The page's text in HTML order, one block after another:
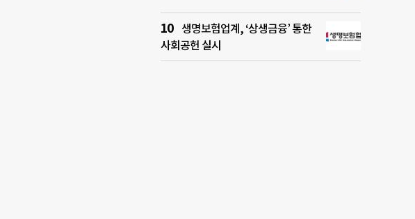
생명보험업계, ‘상생금융’ 통한
사회공헌 실시